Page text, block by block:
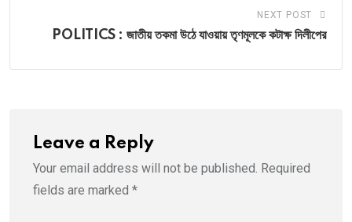
NEXT POST
POLITICS : জাতীয় তকমা উঠে যাওয়ায় তৃণমূলকে কটাক্ষ দিলীপের
Leave a Reply
Your email address will not be published. Required
fields are marked *